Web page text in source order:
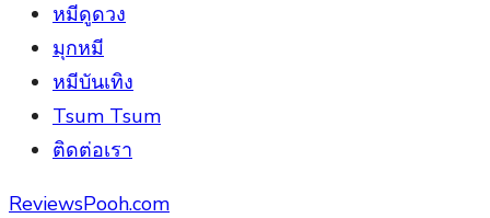
หมีดูดวง
มุกหมี
หมีบันเทิง
Tsum Tsum
ติดต่อเรา
ReviewsPooh.com